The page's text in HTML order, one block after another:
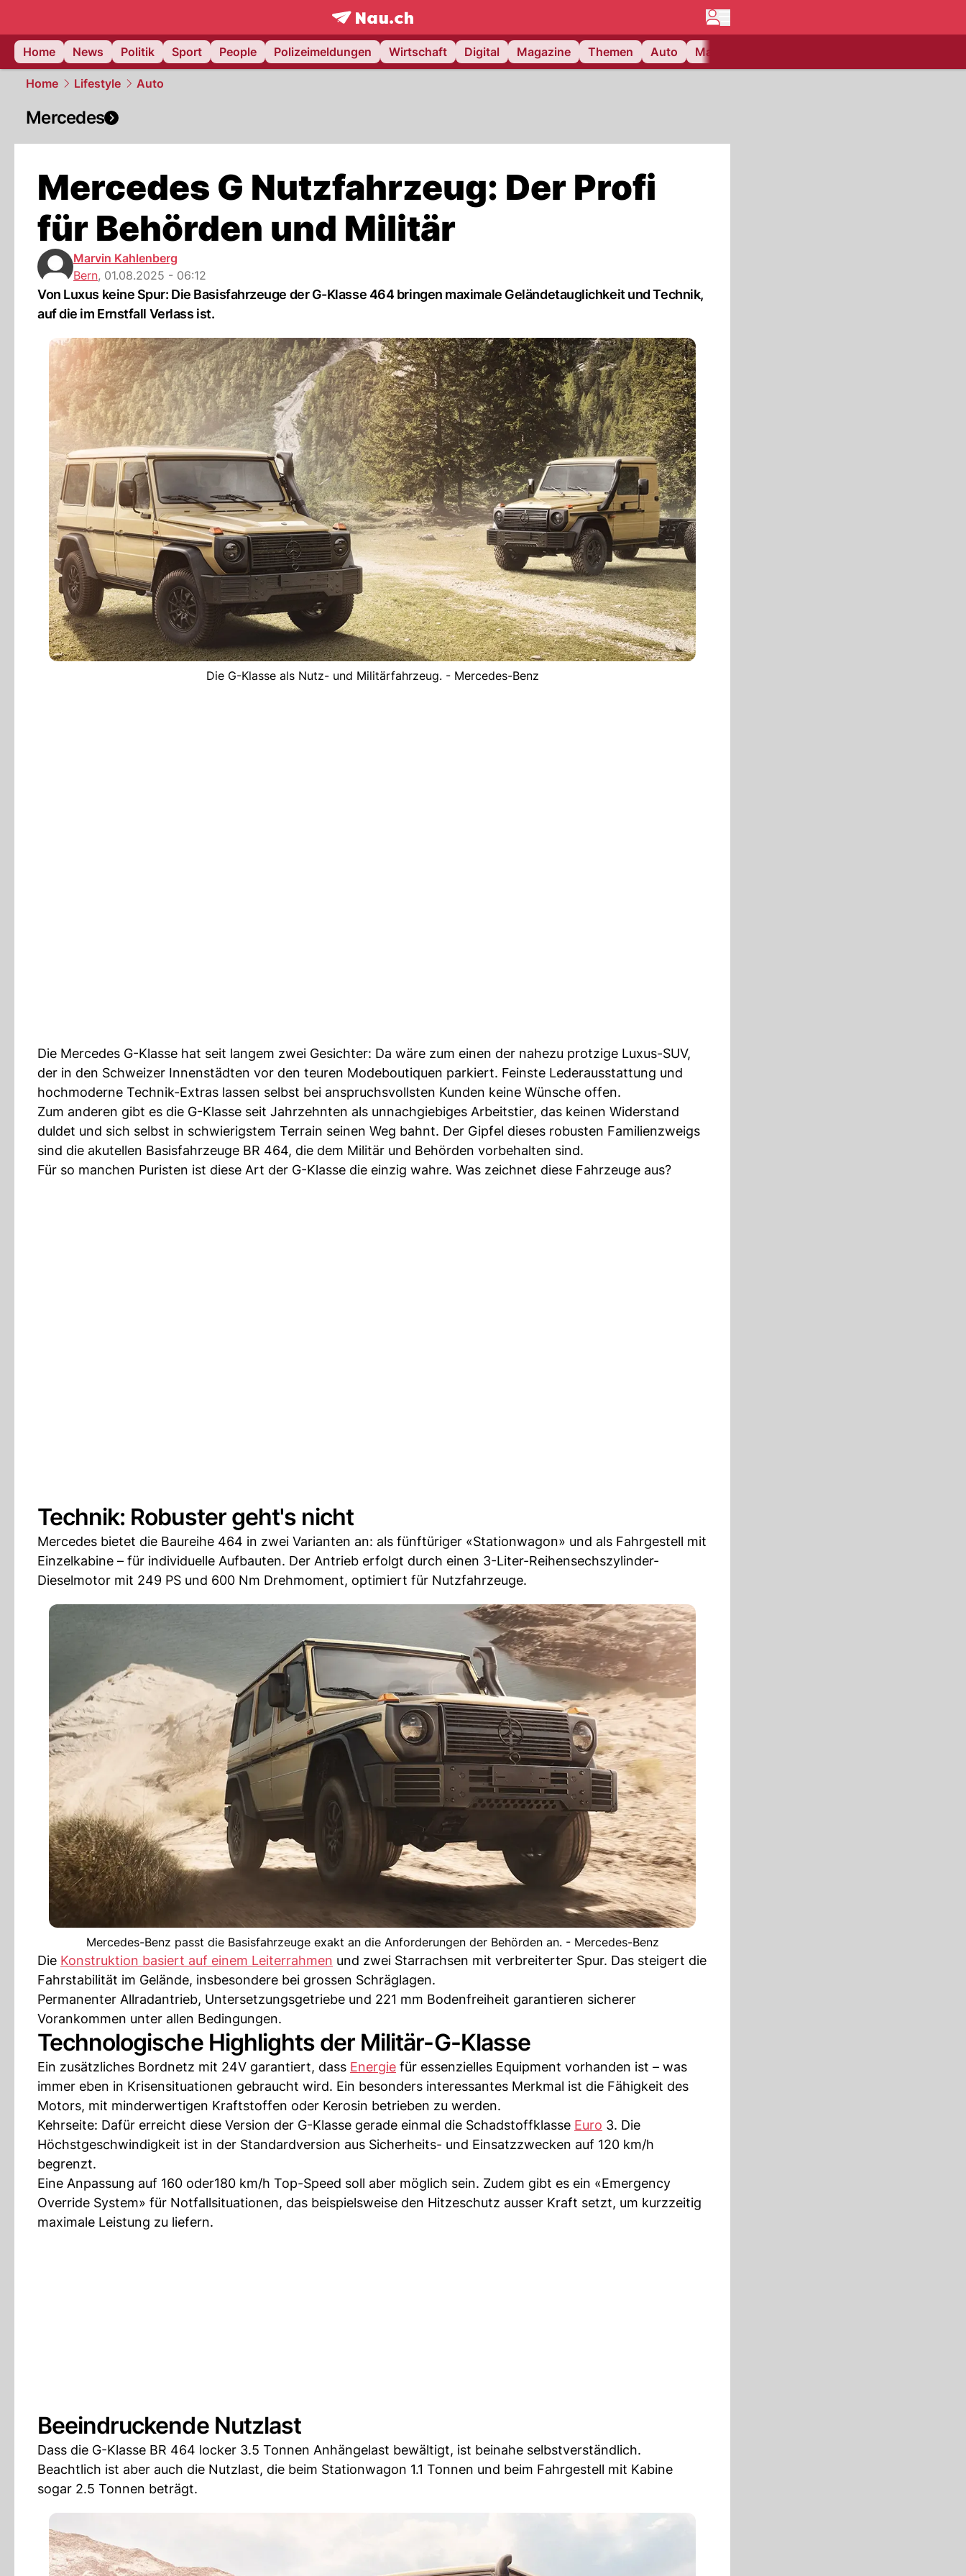
frontpage.NAU.ch
Home
News Politik Sport People Polizeimeldungen Wirtschaft Digital Magazine Themen Auto Matchcenter
Home Lifestyle Auto
Mercedes
Mercedes G Nutzfahrzeug: Der Profi
für Behörden und Militär
Marvin Kahlenberg
Bern, 01.08.2025 - 06:12
Von Luxus keine Spur: Die Basisfahrzeuge der G-Klasse 464 bringen maximale Geländetauglichkeit und Technik,
auf die im Ernstfall Verlass ist.
Die G-Klasse als Nutz- und Militärfahrzeug. - Mercedes-Benz
Die Mercedes G-Klasse hat seit langem zwei Gesichter: Da wäre zum einen der nahezu protzige Luxus-SUV,
der in den Schweizer Innenstädten vor den teuren Modeboutiquen parkiert. Feinste Lederausstattung und
hochmoderne Technik-Extras lassen selbst bei anspruchsvollsten Kunden keine Wünsche offen.
Zum anderen gibt es die G-Klasse seit Jahrzehnten als unnachgiebiges Arbeitstier, das keinen Widerstand
duldet und sich selbst in schwierigstem Terrain seinen Weg bahnt. Der Gipfel dieses robusten Familienzweigs
sind die akutellen Basisfahrzeuge BR 464, die dem Militär und Behörden vorbehalten sind.
Für so manchen Puristen ist diese Art der G-Klasse die einzig wahre. Was zeichnet diese Fahrzeuge aus?
Technik: Robuster geht's nicht
Mercedes bietet die Baureihe 464 in zwei Varianten an: als fünftüriger «Stationwagon» und als Fahrgestell mit
Einzelkabine – für individuelle Aufbauten. Der Antrieb erfolgt durch einen 3-Liter-Reihensechszylinder-
Dieselmotor mit 249 PS und 600 Nm Drehmoment, optimiert für Nutzfahrzeuge.
Mercedes-Benz passt die Basisfahrzeuge exakt an die Anforderungen der Behörden an. - Mercedes-Benz
Die Konstruktion basiert auf einem Leiterrahmen und zwei Starrachsen mit verbreiterter Spur. Das steigert die
Fahrstabilität im Gelände, insbesondere bei grossen Schräglagen.
Permanenter Allradantrieb, Untersetzungsgetriebe und 221 mm Bodenfreiheit garantieren sicherer
Vorankommen unter allen Bedingungen.
Technologische Highlights der Militär-G-Klasse
Ein zusätzliches Bordnetz mit 24V garantiert, dass Energie für essenzielles Equipment vorhanden ist – was
immer eben in Krisensituationen gebraucht wird. Ein besonders interessantes Merkmal ist die Fähigkeit des
Motors, mit minderwertigen Kraftstoffen oder Kerosin betrieben zu werden.
Kehrseite: Dafür erreicht diese Version der G-Klasse gerade einmal die Schadstoffklasse Euro 3. Die
Höchstgeschwindigkeit ist in der Standardversion aus Sicherheits- und Einsatzzwecken auf 120 km/h
begrenzt.
Eine Anpassung auf 160 oder180 km/h Top-Speed soll aber möglich sein. Zudem gibt es ein «Emergency
Override System» für Notfallsituationen, das beispielsweise den Hitzeschutz ausser Kraft setzt, um kurzzeitig
maximale Leistung zu liefern.
Beeindruckende Nutzlast
Dass die G-Klasse BR 464 locker 3.5 Tonnen Anhängelast bewältigt, ist beinahe selbstverständlich.
Beachtlich ist aber auch die Nutzlast, die beim Stationwagon 1.1 Tonnen und beim Fahrgestell mit Kabine
sogar 2.5 Tonnen beträgt.